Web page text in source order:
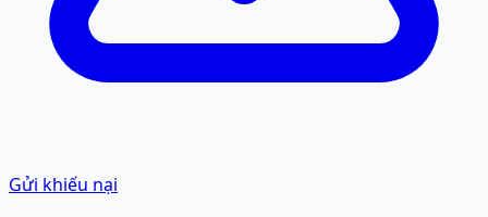
Gửi khiếu nại